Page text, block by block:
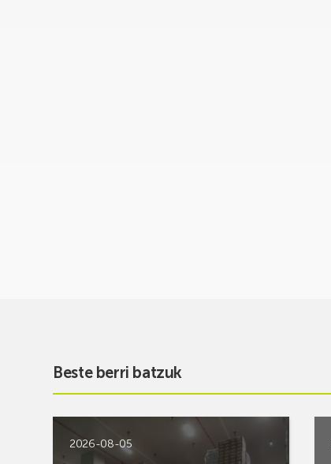
Beste berri batzuk
2026-08-05